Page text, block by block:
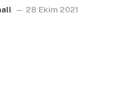
28 Ekim 2021